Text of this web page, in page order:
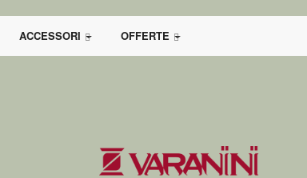
ACCESSORI OFFERTE